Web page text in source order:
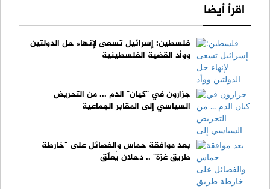
اقرأ أيضا
فلسطين: إسرائيل تسعى لإنهاء حل الدولتين
ووأد القضية الفلسطينية
جزارون في "كيان" الدم ... من التحريض
السياسي إلى المقابر الجماعية
بعد موافقة حماس والفصائل على "خارطة
طريق غزة" .. دحلان يُعلّق